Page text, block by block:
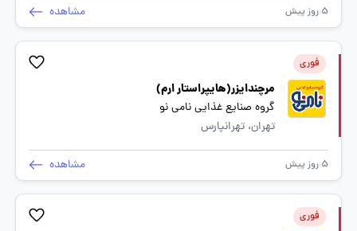
5 روز پیش مشاهده
فوری
مرچندایزر(هایپراستار ارم)
گروه صنایع غذایی نامی نو
تهران، تهرانپارس
5 روز پیش مشاهده
فوری